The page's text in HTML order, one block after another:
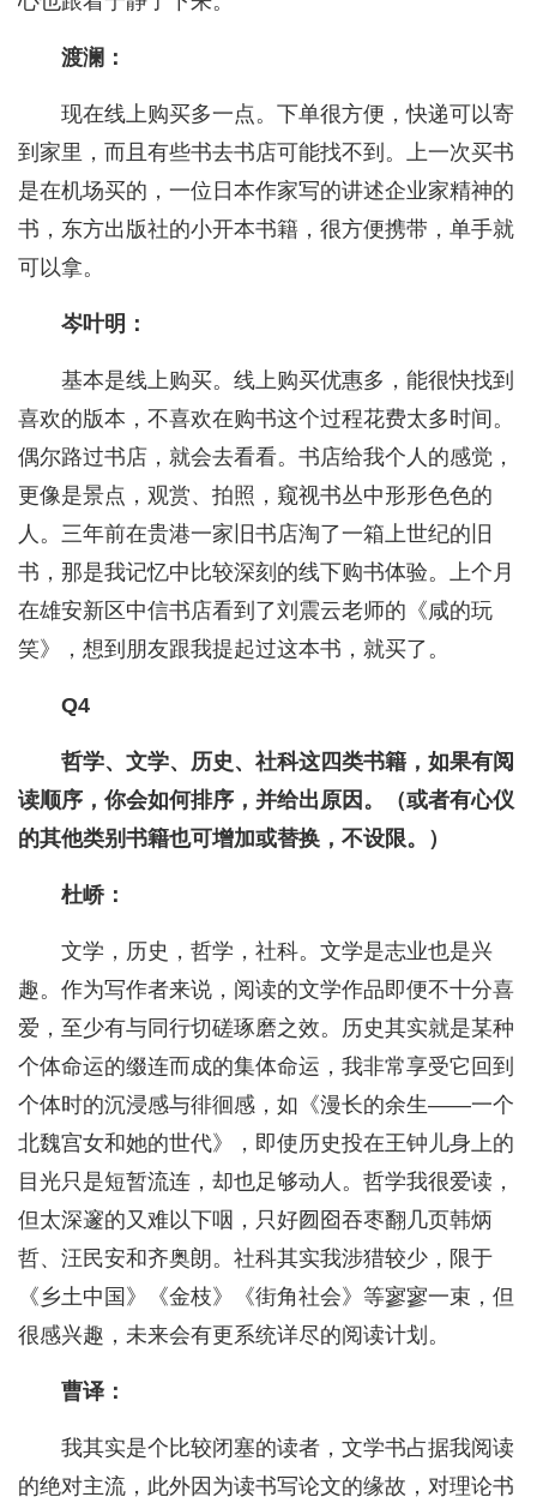
渡澜：
现在线上购买多一点。下单很方便，快递可以寄
到家里，而且有些书去书店可能找不到。上一次买书
是在机场买的，一位日本作家写的讲述企业家精神的
书，东方出版社的小开本书籍，很方便携带，单手就
可以拿。
岑叶明：
基本是线上购买。线上购买优惠多，能很快找到
喜欢的版本，不喜欢在购书这个过程花费太多时间。
偶尔路过书店，就会去看看。书店给我个人的感觉，
更像是景点，观赏、拍照，窥视书丛中形形色色的
人。三年前在贵港一家旧书店淘了一箱上世纪的旧
书，那是我记忆中比较深刻的线下购书体验。上个月
在雄安新区中信书店看到了刘震云老师的《咸的玩
笑》，想到朋友跟我提起过这本书，就买了。
Q4
哲学、文学、历史、社科这四类书籍，如果有阅
读顺序，你会如何排序，并给出原因。（或者有心仪
的其他类别书籍也可增加或替换，不设限。）
杜峤：
文学，历史，哲学，社科。文学是志业也是兴
趣。作为写作者来说，阅读的文学作品即便不十分喜
爱，至少有与同行切磋琢磨之效。历史其实就是某种
个体命运的缀连而成的集体命运，我非常享受它回到
个体时的沉浸感与徘徊感，如《漫长的余生——一个
北魏宫女和她的世代》，即使历史投在王钟儿身上的
目光只是短暂流连，却也足够动人。哲学我很爱读，
但太深邃的又难以下咽，只好囫囵吞枣翻几页韩炳
哲、汪民安和齐奥朗。社科其实我涉猎较少，限于
《乡土中国》《金枝》《街角社会》等寥寥一束，但
很感兴趣，未来会有更系统详尽的阅读计划。
曹译：
我其实是个比较闭塞的读者，文学书占据我阅读
的绝对主流，此外因为读书写论文的缘故，对理论书